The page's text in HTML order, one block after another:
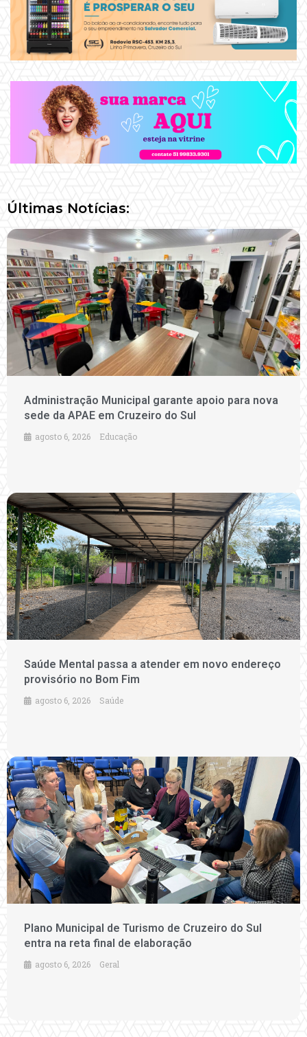
Últimas Notícias:
Administração Municipal garante apoio para nova
sede da APAE em Cruzeiro do Sul
agosto 6, 2026 Educação
Saúde Mental passa a atender em novo endereço
provisório no Bom Fim
agosto 6, 2026 Saúde
Plano Municipal de Turismo de Cruzeiro do Sul
entra na reta final de elaboração
agosto 6, 2026 Geral